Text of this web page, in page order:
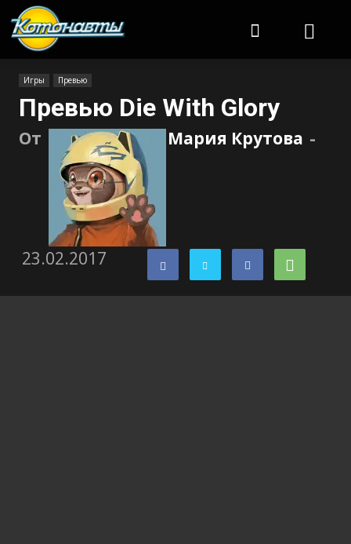
Игры Превью
Превью Die With Glory
От Мария Крутова -
23.02.2017